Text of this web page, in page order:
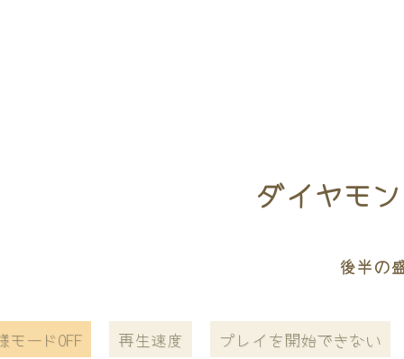
ダイヤモ
後半の
モードOFF 再生速度 プレイを開始できない